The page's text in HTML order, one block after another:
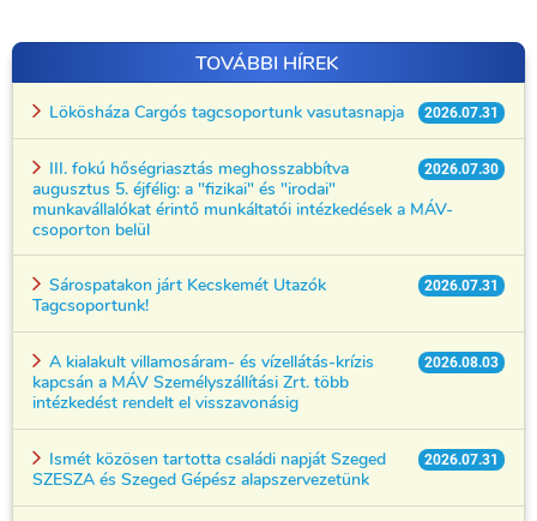
TOVÁBBI HÍREK
2026.07.31
Lökösháza Cargós tagcsoportunk vasutasnapja
2026.07.30
III. fokú hőségriasztás meghosszabbítva
augusztus 5. éjfélig: a "fizikai" és "irodai"
munkavállalókat érintő munkáltatói intézkedések a MÁV-
csoporton belül
2026.07.31
Sárospatakon járt Kecskemét Utazók
Tagcsoportunk!
2026.08.03
A kialakult villamosáram- és vízellátás-krízis
kapcsán a MÁV Személyszállítási Zrt. több
intézkedést rendelt el visszavonásig
2026.07.31
Ismét közösen tartotta családi napját Szeged
SZESZA és Szeged Gépész alapszervezetünk